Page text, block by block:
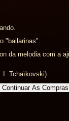
"bailarinas".
da melodia com a
I. Tchaïkovski).